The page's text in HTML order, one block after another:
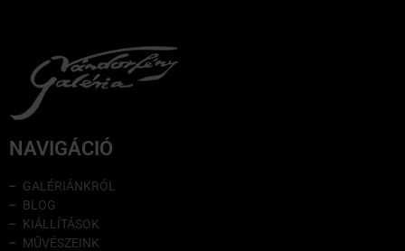
NAVIGÁCIÓ
GALÉRIÁNKRÓL
BLOG
KIÁLLÍTÁSOK
MŰVÉSZEINK